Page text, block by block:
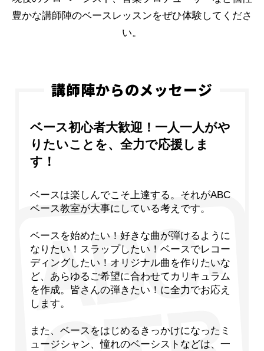
豊かな講師陣のベースレッスンをぜひ体験してくださ
い。
講師陣からのメッセージ
ベース初心者大歓迎！一人一人がや
りたいことを、全力で応援しま
す！
ベースは楽しんでこそ上達する。それがABC
ベース教室が大事にしている考えです。
ベースを始めたい！好きな曲が弾けるように
なりたい！スラップしたい！ベースでレコー
ディングしたい！オリジナル曲を作りたいな
ど、あらゆるご希望に合わせてカリキュラム
を作成。皆さんの弾きたい！に全力でお応え
します。
また、ベースをはじめるきっかけになったミ
ュージシャン、憧れのベーシストなどは、一